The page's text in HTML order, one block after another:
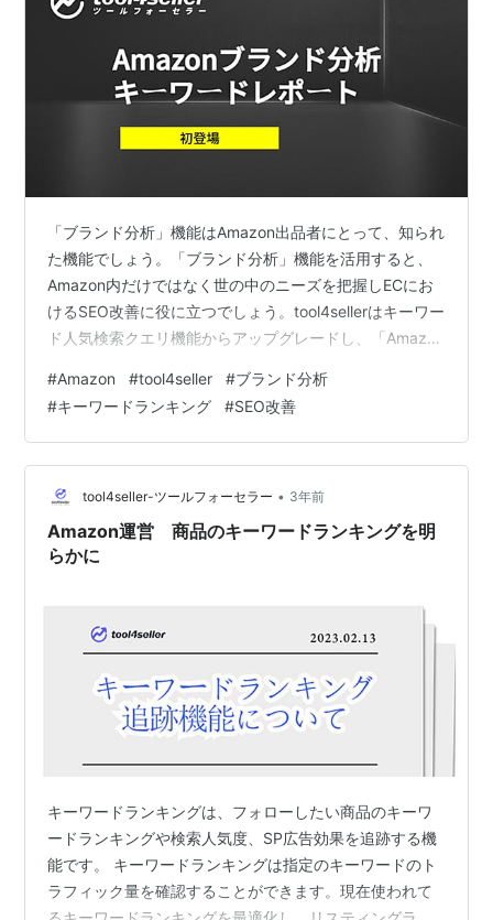
「ブランド分析」機能はAmazon出品者にとって、知られ
た機能でしょう。「ブランド分析」機能を活用すると、
Amazon内だけではなく世の中のニーズを把握しECにお
けるSEO改善に役に立つでしょう。tool4sellerはキーワー
ド人気検索クエリ機能からアップグレードし、「Amazon
した。これから「Amazonブランド分析キーワードレポー
ト」機能を詳しく紹介したいと思います。 最後まで読ん
でいただいた方にはtool4sellerの料金を10％OFFするク
ーポンコードを付与させていただきます。また、 新規登
録者がいらっしゃるなら、ぜひ14日間の無…
#Amazon #tool4seller #ブランド分析
#キーワードランキング #SEO改善
tool4seller-ツールフォーセラー • 3年前
Amazon運営 商品のキーワードランキングを明
らかに
キーワードランキングは、フォローしたい商品のキーワ
ードランキングや検索人気度、SP広告効果を追跡する機
能です。 キーワードランキングは指定のキーワードのト
ラフィック量を確認することができます。現在使われて